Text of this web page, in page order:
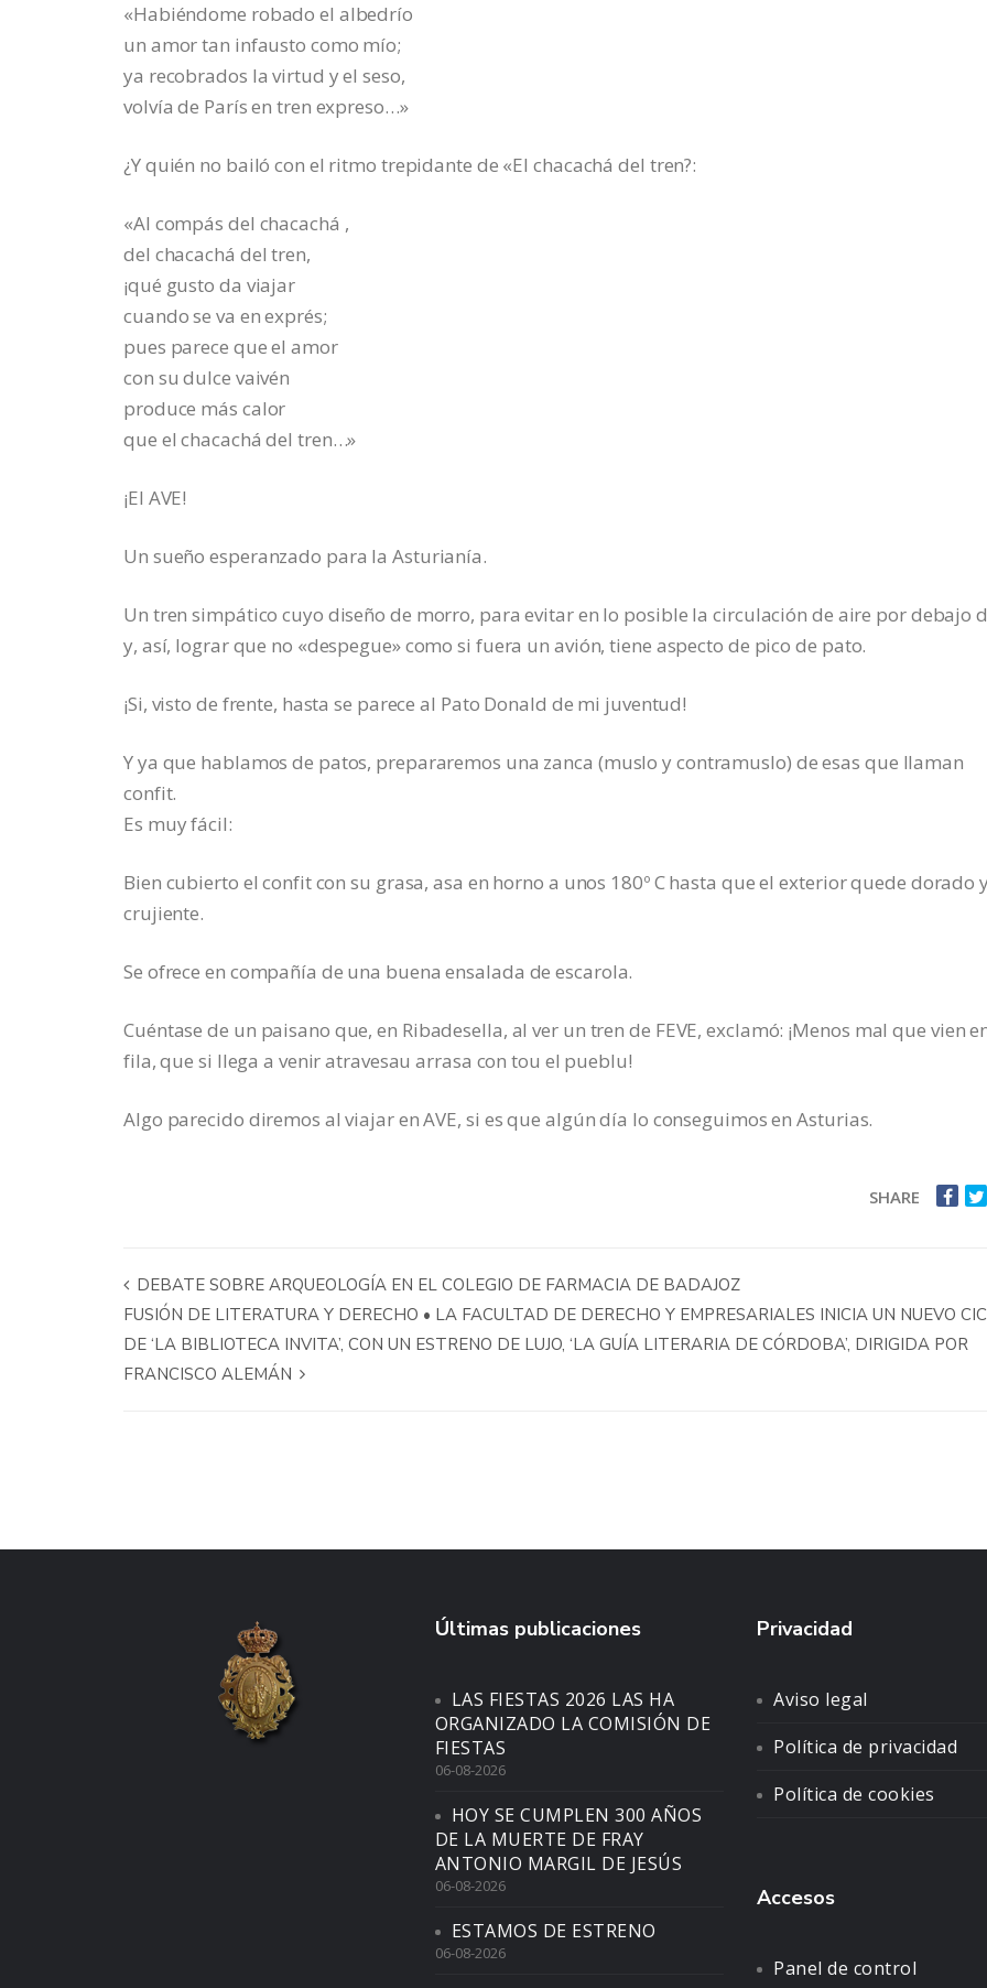
«Habiéndome robado el albedrío
un amor tan infausto como mío;
ya recobrados la virtud y el seso,
volvía de París en tren expreso…»
¿Y quién no bailó con el ritmo trepidante de «El chacachá del tren?:
«Al compás del chacachá ,
del chacachá del tren,
¡qué gusto da viajar
cuando se va en exprés;
pues parece que el amor
con su dulce vaivén
produce más calor
que el chacachá del tren…»
¡El AVE!
Un sueño esperanzado para la Asturianía.
Un tren simpático cuyo diseño de morro, para evitar en lo posible la circulación de aire por debajo
y, así, lograr que no «despegue» como si fuera un avión, tiene aspecto de pico de pato.
¡Si, visto de frente, hasta se parece al Pato Donald de mi juventud!
Y ya que hablamos de patos, prepararemos una zanca (muslo y contramuslo) de esas que llaman
confit.
Es muy fácil:
Bien cubierto el confit con su grasa, asa en horno a unos 180º C hasta que el exterior quede dorado y
crujiente.
Se ofrece en compañía de una buena ensalada de escarola.
Cuéntase de un paisano que, en Ribadesella, al ver un tren de FEVE, exclamó: ¡Menos mal que vien
fila, que si llega a venir atravesau arrasa con tou el pueblu!
Algo parecido diremos al viajar en AVE, si es que algún día lo conseguimos en Asturias.
SHARE
DEBATE SOBRE ARQUEOLOGÍA EN EL COLEGIO DE FARMACIA DE BADAJOZ
FUSIÓN DE LITERATURA Y DERECHO • LA FACULTAD DE DERECHO Y EMPRESARIALES INICIA UN NUEVO
DE ‘LA BIBLIOTECA INVITA’, CON UN ESTRENO DE LUJO, ‘LA GUÍA LITERARIA DE CÓRDOBA’, DIRIGIDA POR
FRANCISCO ALEMÁN
Últimas publicaciones
LAS FIESTAS 2026 LAS HA
ORGANIZADO LA COMISIÓN DE
FIESTAS
06-08-2026
HOY SE CUMPLEN 300 AÑOS
DE LA MUERTE DE FRAY
ANTONIO MARGIL DE JESÚS
06-08-2026
ESTAMOS DE ESTRENO
06-08-2026
Privacidad
Aviso legal
Política de privacidad
Política de cookies
Accesos
Panel de control